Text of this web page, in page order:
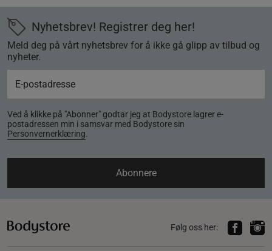
Nyhetsbrev! Registrer deg her!
Meld deg på vårt nyhetsbrev for å ikke gå glipp av tilbud og
nyheter.
Ved å klikke på "Abonner" godtar jeg at Bodystore lagrer e-
postadressen min i samsvar med Bodystore sin
Personvernerklæring.
Abonnere
Følg oss her: